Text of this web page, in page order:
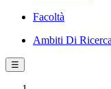
Facoltà
Ambiti Di Ricerca
☰